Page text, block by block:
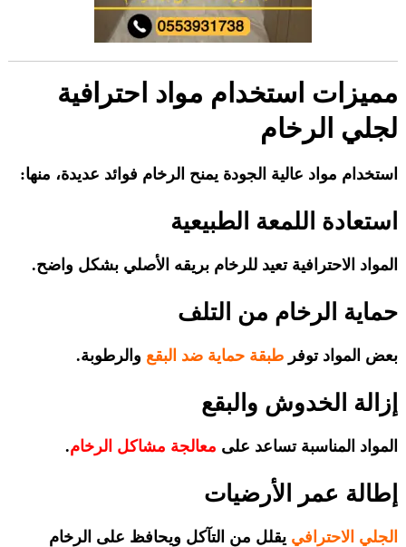
مميزات استخدام مواد احترافية
لجلي الرخام
استخدام مواد عالية الجودة يمنح الرخام فوائد عديدة، منها:
استعادة اللمعة الطبيعية
المواد الاحترافية تعيد للرخام بريقه الأصلي بشكل واضح.
حماية الرخام من التلف
بعض المواد توفر طبقة حماية ضد البقع والرطوبة.
إزالة الخدوش والبقع
المواد المناسبة تساعد على معالجة مشاكل الرخام.
إطالة عمر الأرضيات
الجلي الاحترافي يقلل من التآكل ويحافظ على الرخام